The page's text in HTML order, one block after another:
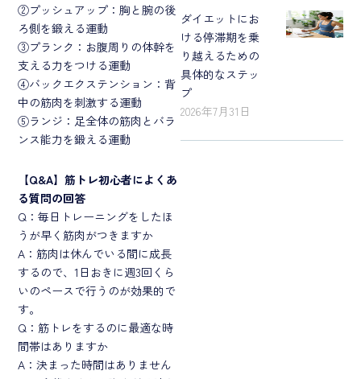
②プッシュアップ：胸と腕の後
ろ側を鍛える運動
③プランク：お腹周りの体幹を
支える力をつける運動
④バックエクステンション：背
中の筋肉を刺激する運動
⑤ランジ：足全体の筋肉とバラ
ンス能力を鍛える運動
【Q&A】筋トレ初心者によくあ
る質問の回答
Q：毎日トレーニングをしたほ
うが早く筋肉がつきますか
A：筋肉は休んでいる間に成長
するので、1日おきに週3回くら
いのペースで行うのが効果的で
す。
Q：筋トレをするのに最適な時
間帯はありますか
A：決まった時間はありません
ダイエットにお
ける停滞期を乗
り越えるための
具体的なステッ
プ
2026年7月31日